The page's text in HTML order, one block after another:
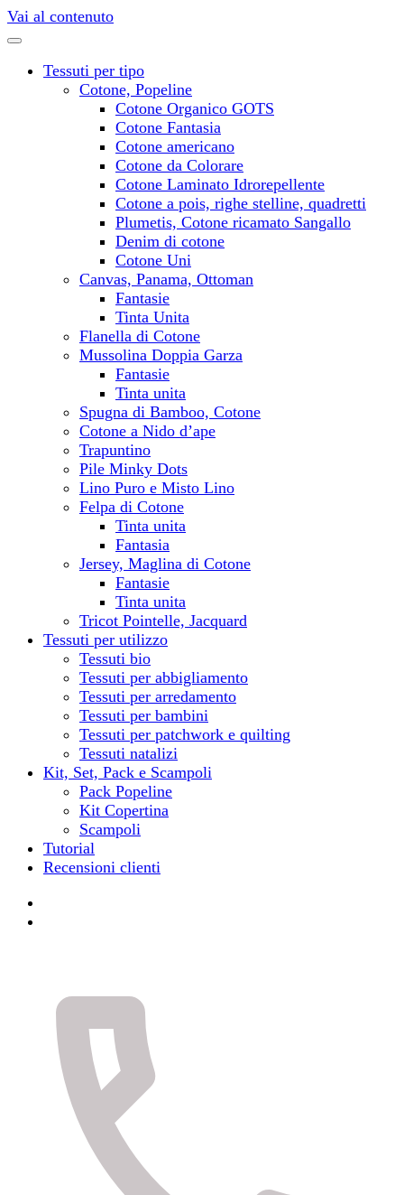
Vai al contenuto
Tessuti per tipo
Cotone, Popeline
Cotone Organico GOTS
Cotone Fantasia
Cotone americano
Cotone da Colorare
Cotone Laminato Idrorepellente
Cotone a pois, righe stelline, quadretti
Plumetis, Cotone ricamato Sangallo
Denim di cotone
Cotone Uni
Canvas, Panama, Ottoman
Fantasie
Tinta Unita
Flanella di Cotone
Mussolina Doppia Garza
Fantasie
Tinta unita
Spugna di Bamboo, Cotone
Cotone a Nido d’ape
Trapuntino
Pile Minky Dots
Lino Puro e Misto Lino
Felpa di Cotone
Tinta unita
Fantasia
Jersey, Maglina di Cotone
Fantasie
Tinta unita
Tricot Pointelle, Jacquard
Tessuti per utilizzo
Tessuti bio
Tessuti per abbigliamento
Tessuti per arredamento
Tessuti per bambini
Tessuti per patchwork e quilting
Tessuti natalizi
Kit, Set, Pack e Scampoli
Pack Popeline
Kit Copertina
Scampoli
Tutorial
Recensioni clienti